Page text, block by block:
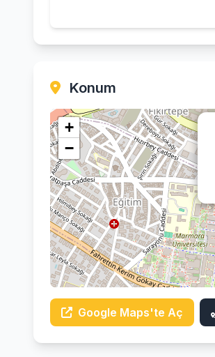
Konum
+
−
Google Maps'te Aç